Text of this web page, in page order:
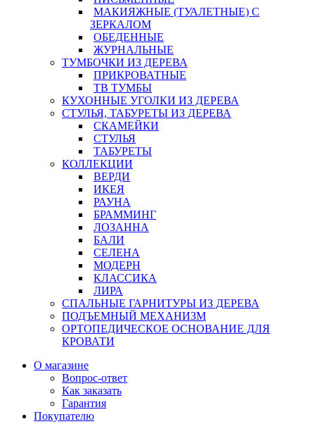
МАКИЯЖНЫЕ (ТУАЛЕТНЫЕ) С
ЗЕРКАЛОМ
ОБЕДЕННЫЕ
ЖУРНАЛЬНЫЕ
ТУМБОЧКИ ИЗ ДЕРЕВА
ПРИКРОВАТНЫЕ
ТВ ТУМБЫ
КУХОННЫЕ УГОЛКИ ИЗ ДЕРЕВА
СТУЛЬЯ, ТАБУРЕТЫ ИЗ ДЕРЕВА
СКАМЕЙКИ
СТУЛЬЯ
ТАБУРЕТЫ
КОЛЛЕКЦИИ
ВЕРДИ
ИКЕЯ
РАУНА
БРАММИНГ
ЛОЗАННА
БАЛИ
СЕЛЕНА
МОДЕРН
КЛАССИКА
ЛИРА
СПАЛЬНЫЕ ГАРНИТУРЫ ИЗ ДЕРЕВА
ПОДЪЕМНЫЙ МЕХАНИЗМ
ОРТОПЕДИЧЕСКОЕ ОСНОВАНИЕ ДЛЯ
КРОВАТИ
О магазине
Вопрос-ответ
Как заказать
Гарантия
Покупателю